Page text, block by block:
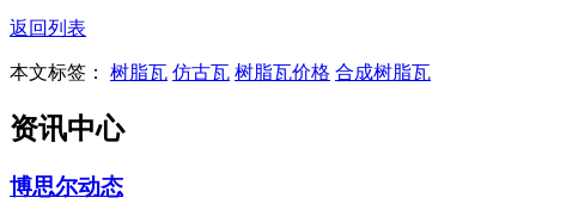
返回列表
本文标签： 树脂瓦 仿古瓦 树脂瓦价格 合成树脂瓦
资讯中心
博思尔动态